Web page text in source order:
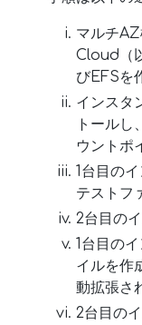
マルチ
Cloud（
びEFSを
インスタ
トール
ウントポ
1台目の
テストフ
2台目の
1台目の
イルを作
動拡張さ
2台目の